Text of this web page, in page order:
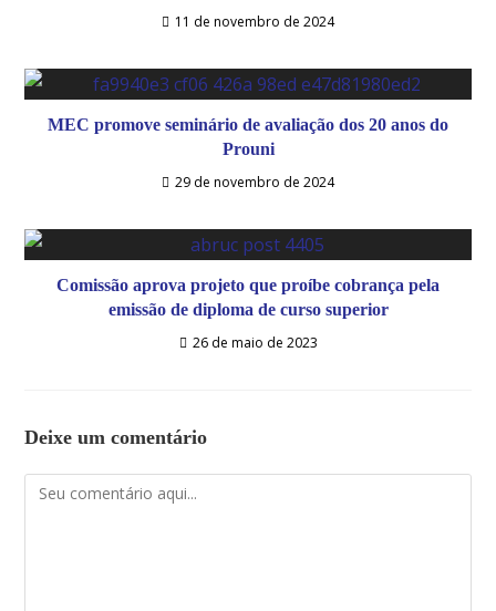
11 de novembro de 2024
MEC promove seminário de avaliação dos 20 anos do
Prouni
29 de novembro de 2024
Comissão aprova projeto que proíbe cobrança pela
emissão de diploma de curso superior
26 de maio de 2023
Deixe um comentário